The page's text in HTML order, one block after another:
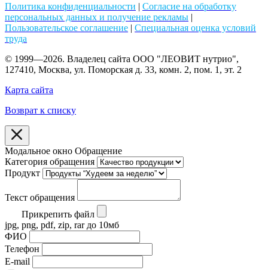
Политика конфиденциальности | Согласие на обработку
персональных данных и получение рекламы |
Пользовательское соглашение | Специальная оценка условий
труда
© 1999—2026. Владелец сайта ООО "ЛЕОВИТ нутрио",
127410, Москва, ул. Поморская д. 33, комн. 2, пом. 1, эт. 2
Карта сайта
Возврат к списку
Модальное окно Обращение
Категория обращения
Продукт
Текст обращения
Прикрепить файл
jpg, png, pdf, zip, rar до 10мб
ФИО
Телефон
E-mail